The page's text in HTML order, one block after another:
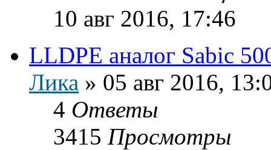
10 авг 2016, 17:46
LLDPE аналог Sabic
Лика » 05 авг 2016,
4 Ответы
3415 Просмотры